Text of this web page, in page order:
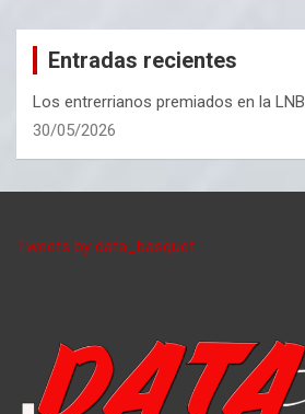
Entradas recientes
Los entrerrianos premiados en la LNB
30/05/2026
Tweets by data_basquet